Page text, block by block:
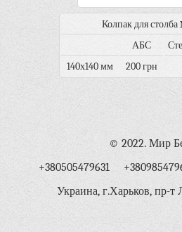
Колпак для
АБС
140х140 мм
200 грн
© 2022. Мир
+380505479631
Украина, г.Харьков, пр-т